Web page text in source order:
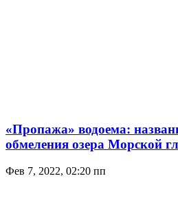
«Пропажа» водоема:
обмеления озера Морской
Фев 7, 2022, 02:20 пп